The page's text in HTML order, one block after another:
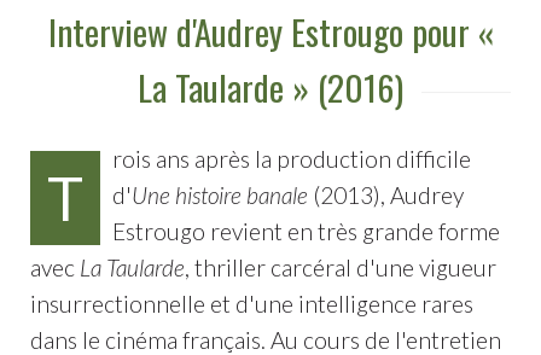
Interview d'Audrey Estrougo pour «
La Taularde » (2016)
T
rois ans après la production difficile
d'Une histoire banale (2013), Audrey
Estrougo revient en très grande forme
avec La Taularde, thriller carcéral d'une vigueur
insurrectionnelle et d'une intelligence rares
dans le cinéma français. Au cours de l'entretien